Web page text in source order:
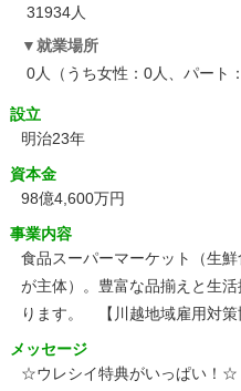
31934人
就業場所
0人（うち女性：0人、パート
設立
明治23年
資本金
98億4,600万円
事業内容
食品スーパーマーケット（生
が主体）。豊富な品揃えと生
ります。 【川越地域雇用対策
メッセージ
☆ウレシイ特典がいっぱい！☆